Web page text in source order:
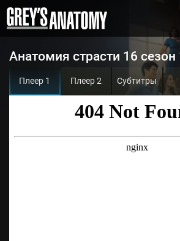
Анатомия страсти 16 сезон
Плеер 1 Плеер 2 Субтитры